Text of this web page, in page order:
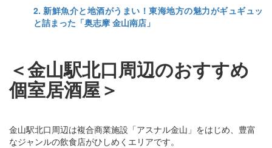
2. 新鮮魚介と地酒がうまい！東海地方の魅力がギュギュッ
と詰まった「奥志摩 金山南店」
＜金山駅北口周辺のおすすめ
個室居酒屋＞
金山駅北口周辺は複合商業施設「アスナル金山」をはじめ、豊富
なジャンルの飲食店がひしめくエリアです。